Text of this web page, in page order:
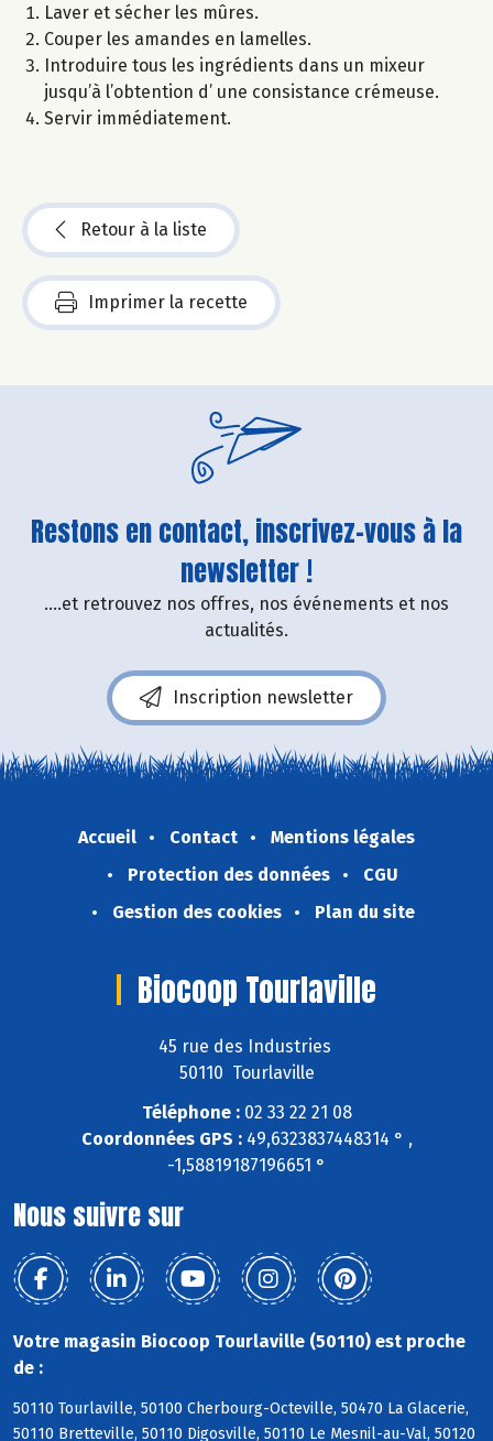
Laver et sécher les mûres.
Couper les amandes en lamelles.
Introduire tous les ingrédients dans un mixeur
jusqu’à l’obtention d’ une consistance crémeuse.
Servir immédiatement.
Retour à la liste
Imprimer la recette
Restons en contact, inscrivez-vous à la
newsletter !
....et retrouvez nos offres, nos événements et nos
actualités.
Inscription newsletter
Accueil Contact
Mentions légales
Protection des données
CGU
Gestion des cookies
Plan du site
Biocoop Tourlaville
45 rue des Industries
50110 Tourlaville
Téléphone :02 33 22 21 08
Coordonnées GPS :49,6323837448314 ° ,
-1,58819187196651 °
Nous suivre sur
Votre magasin Biocoop Tourlaville (50110) est proche
de :
50110 Tourlaville, 50100 Cherbourg-Octeville, 50470 La Glacerie,
50110 Bretteville, 50110 Digosville, 50110 Le Mesnil-au-Val, 50120